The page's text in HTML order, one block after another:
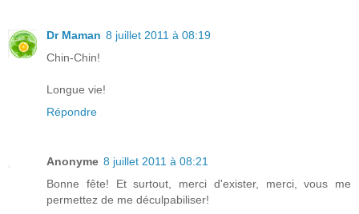
Dr Maman 8 juillet 2011 à 08:19
Chin-Chin!
Longue vie!
Répondre
Anonyme 8 juillet 2011 à 08:21
Bonne fête! Et surtout, merci d'exister, merci, vous me
permettez de me déculpabiliser!